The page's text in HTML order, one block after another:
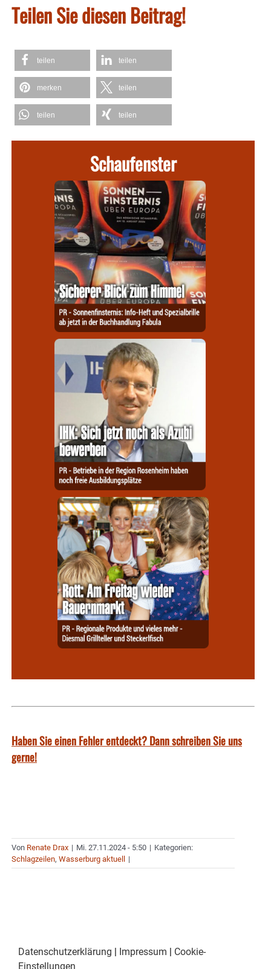
Teilen Sie diesen Beitrag!
teilen teilen
merken teilen
teilen teilen
Schaufenster
Haben Sie einen Fehler entdeckt? Dann schreiben Sie uns
gerne!
Von Renate Drax | Mi. 27.11.2024 - 5:50 | Kategorien:
Schlagzeilen, Wasserburg aktuell |
Datenschutzerklärung | Impressum | Cookie-
Einstellungen